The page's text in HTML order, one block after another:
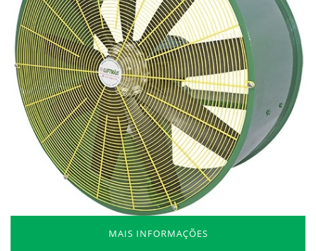
MAIS INFORMAÇÕES